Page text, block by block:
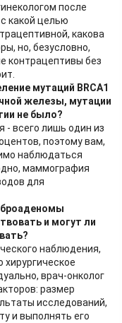
после
какой целью
какова
но, безусловно,
контрацептивы без
мутаций BRCA1
железы, мутации
не было?
- всего лишь один из
поэтому вам,
наблюдаться
маммография
для
и могут ли
наблюдения,
хирургическое
врач-онколог
размер
исследований,
и выполнять его